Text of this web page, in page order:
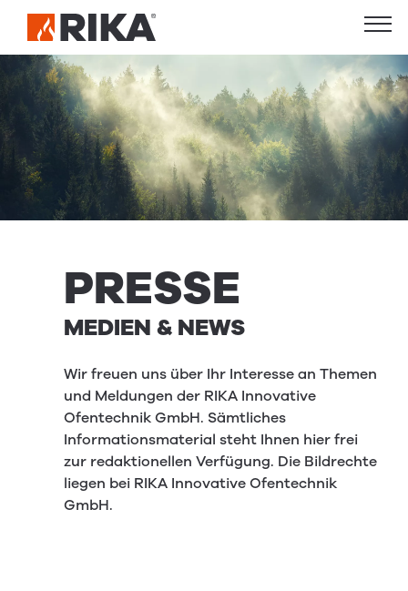
PRESSE
MEDIEN & NEWS
Wir freuen uns über Ihr Interesse an Themen
und Meldungen der RIKA Innovative
Ofentechnik GmbH. Sämtliches
Informationsmaterial steht Ihnen hier frei
zur redaktionellen Verfügung. Die Bildrechte
liegen bei RIKA Innovative Ofentechnik
GmbH.